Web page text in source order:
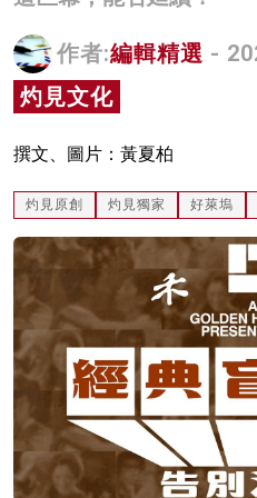
名家榜
灼見活動
作者:編輯精選 -
灼見文化
撰文、圖片：黃夏柏
灼見原創 灼見獨家 好萊塢